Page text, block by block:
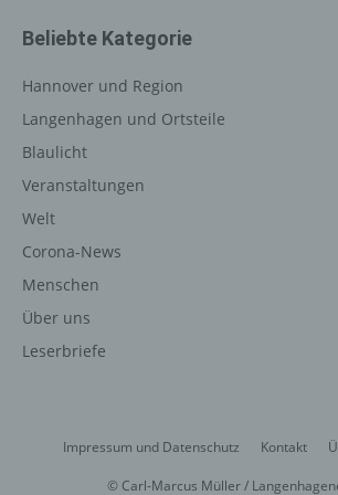
Beliebte Kategorie
Hannover und Region
Langenhagen und Ortsteile
Blaulicht
Veranstaltungen
Welt
Corona-News
Menschen
Über uns
Leserbriefe
Impressum und Datenschutz Kontakt
© Carl-Marcus Müller /
Systeme und der Technik unserer
im Falle eines Cyberangriffes die zur
notwendigen Informationen
anonym erhobenen Daten und
Ziel ausgewertet, den Datenschutz und die
Datensicherheit in unserem
um letztlich ein optimales Schutzniveau
sicherzustellen. Die anonymen Daten der
werden getrennt von allen durch eine
Die betroffene Person hat die
Internetseite des für die Verarbeitung